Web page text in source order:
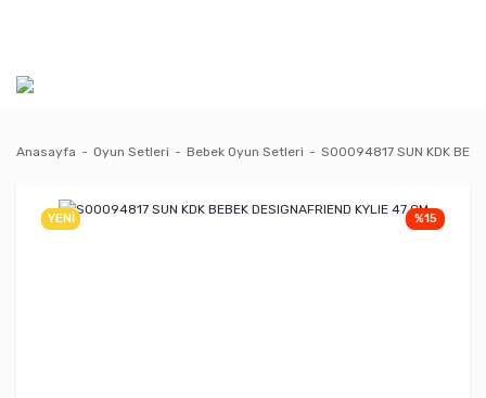
Anasayfa Oyun Setleri Bebek Oyun Setleri S00094817 SUN KDK
YENİ %15